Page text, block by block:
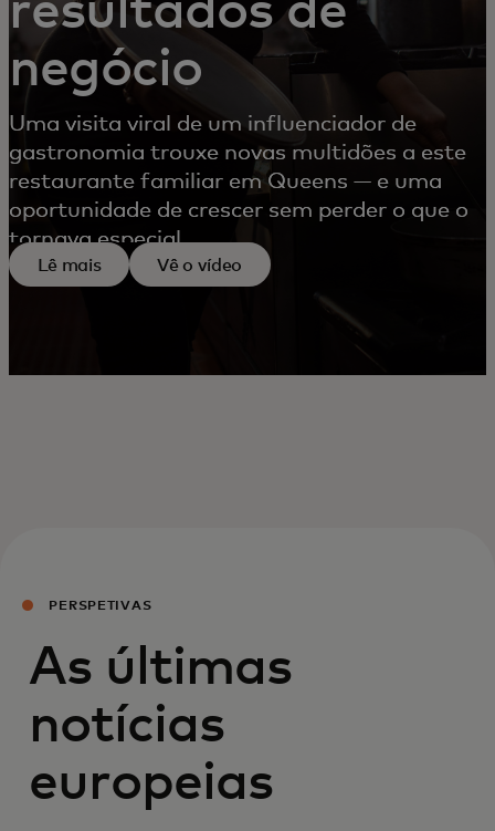
resultados de
negócio
Uma visita viral de um influenciador de
gastronomia trouxe novas multidões a este
restaurante familiar em Queens — e uma
oportunidade de crescer sem perder o que o
tornava especial.
Lê mais Vê o vídeo
PERSPETIVAS
As últimas
notícias
europeias